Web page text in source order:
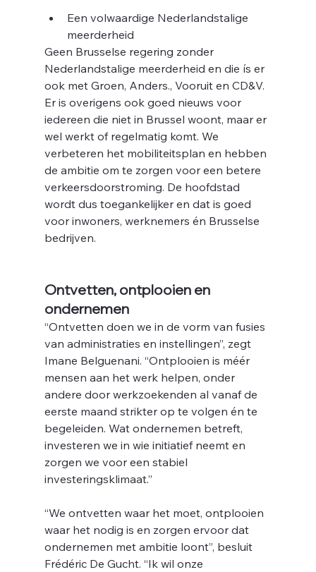
e
g
Een volwaardige Nederlandstalige
meerderheid
Geen Brusselse regering zonder
Nederlandstalige meerderheid en die ís er
ook met Groen, Anders., Vooruit en CD&V.
Er is overigens ook goed nieuws voor
iedereen die niet in Brussel woont, maar er
wel werkt of regelmatig komt. We
verbeteren het mobiliteitsplan en hebben
de ambitie om te zorgen voor een betere
verkeersdoorstroming. De hoofdstad
wordt dus toegankelijker en dat is goed
voor inwoners, werknemers én Brusselse
bedrijven.
Ontvetten, ontplooien en
ondernemen
“Ontvetten doen we in de vorm van fusies
van administraties en instellingen”, zegt
Imane Belguenani. “Ontplooien is méér
mensen aan het werk helpen, onder
andere door werkzoekenden al vanaf de
eerste maand strikter op te volgen én te
begeleiden. Wat ondernemen betreft,
investeren we in wie initiatief neemt en
zorgen we voor een stabiel
investeringsklimaat.”
“We ontvetten waar het moet, ontplooien
waar het nodig is en zorgen ervoor dat
ondernemen met ambitie loont”, besluit
Frédéric De Gucht. “Ik wil onze